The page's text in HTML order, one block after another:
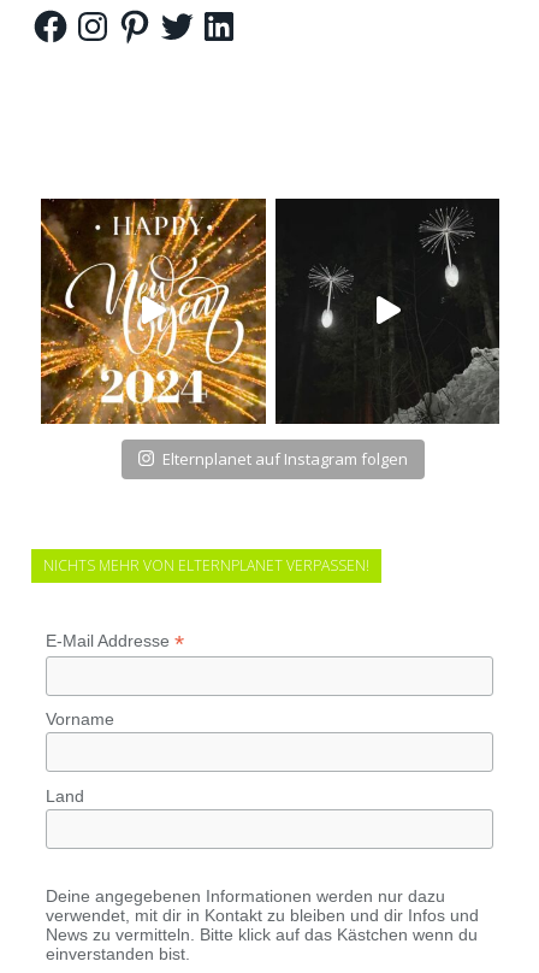
FacebookInstagramPinterestTwitterLinkedIn
Elternplanet auf Instagram folgen
NICHTS MEHR VON ELTERNPLANET VERPASSEN!
E-Mail Addresse *
Vorname
Land
Deine angegebenen Informationen werden nur dazu
verwendet, mit dir in Kontakt zu bleiben und dir Infos und
News zu vermitteln. Bitte klick auf das Kästchen wenn du
einverstanden bist.